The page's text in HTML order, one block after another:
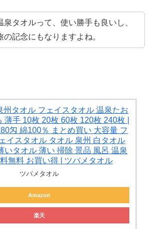
泉タオルって、使い勝手も良いし、
の記念にもなりますよね。
州タオル フェイスタオル 温泉たお
薄手 10枚 20枚 60枚 120枚 240枚 |
匁 綿100％ まとめ買い 大容量 フ
ェイスタオル タオル 泉州 白タオル
いタオル 薄い 掃除 景品 風呂 温泉
無料 お買い得 | ツバメタオル
ツバメタオル
Amazon
楽天